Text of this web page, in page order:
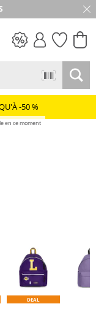
-50 %
en ce moment
DEAL